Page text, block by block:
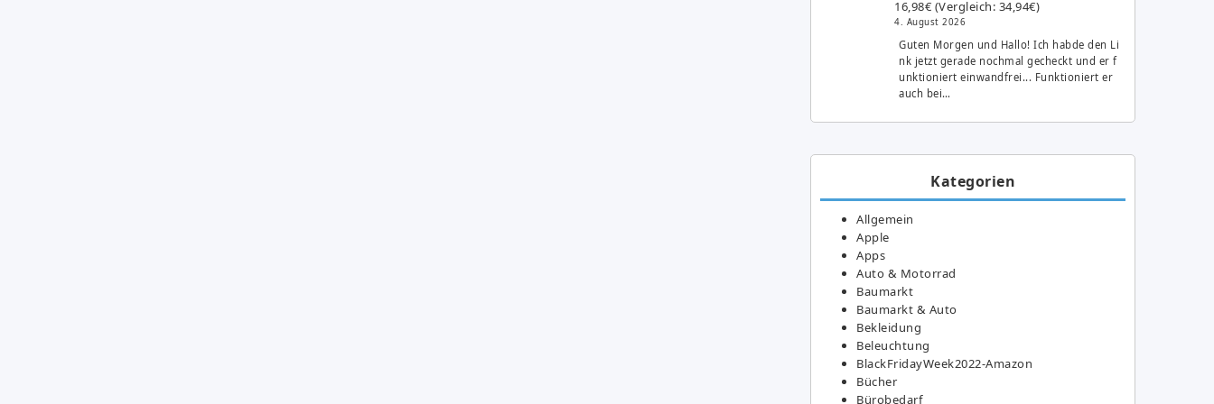
16,98€ (Vergleich: 34,94€)
4. August 2026
Guten Morgen und Hallo! Ich habde den Li
nk jetzt gerade nochmal gecheckt und er f
unktioniert einwandfrei... Funktioniert er
auch bei…
Kategorien
Allgemein
Apple
Apps
Auto & Motorrad
Baumarkt
Baumarkt & Auto
Bekleidung
Beleuchtung
BlackFridayWeek2022-Amazon
Bücher
Bürobedarf